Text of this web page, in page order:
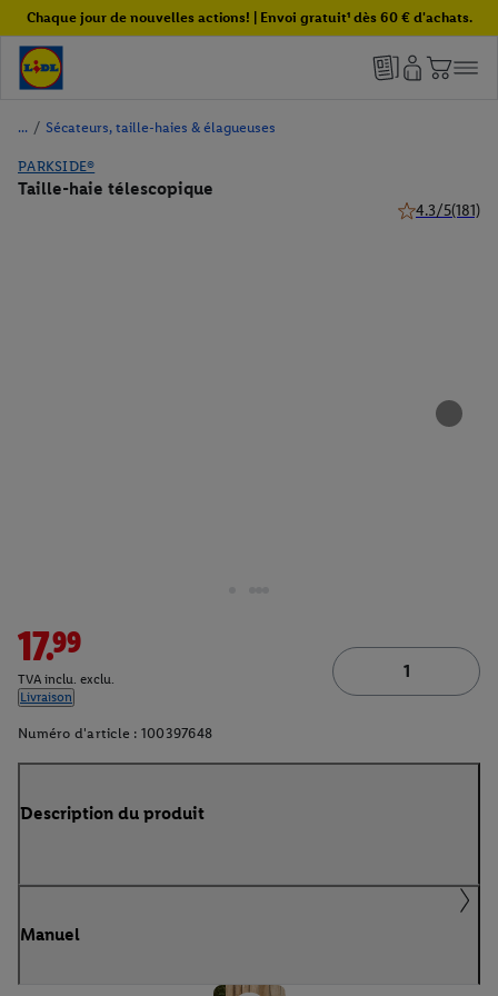
Chaque jour de nouvelles actions! | Envoi gratuit¹ dès 60 € d'achats.
/ Sécateurs, taille-haies & élagueuses
PARKSIDE®
Taille-haie télescopique
4.3/5(181)
17.99
TVA inclu. exclu.
Livraison
Numéro d'article : 100397648
Description du produit
Manuel